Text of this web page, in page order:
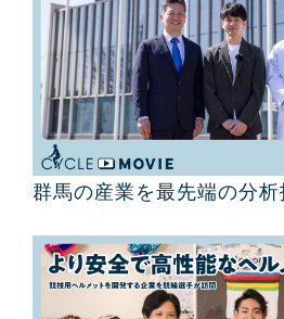
群馬の産業を最先端の分析